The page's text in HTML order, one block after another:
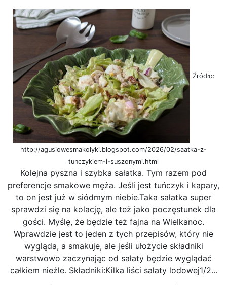
Źródło:
http://agusiowesmakolyki.blogspot.com/2026/02/saatka-z-
tunczykiem-i-suszonymi.html
Kolejna pyszna i szybka sałatka. Tym razem pod
preferencje smakowe męża. Jeśli jest tuńczyk i kapary,
to on jest już w siódmym niebie.Taka sałatka super
sprawdzi się na kolację, ale też jako poczęstunek dla
gości. Myślę, że będzie też fajna na Wielkanoc.
Wprawdzie jest to jeden z tych przepisów, który nie
wygląda, a smakuje, ale jeśli ułożycie składniki
warstwowo zaczynając od sałaty będzie wyglądać
całkiem nieźle. Składniki:Kilka liści sałaty lodowej1/2...